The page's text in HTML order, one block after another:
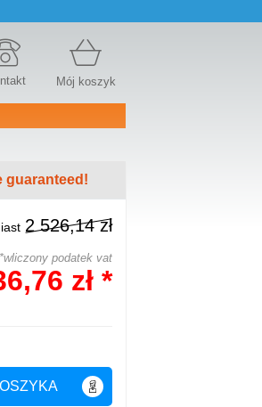
Mój koszyk
guaranteed!
2 526,14 zł
*wliczony podatek vat
zł *